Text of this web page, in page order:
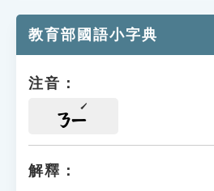
教育部國語小字典
注音：
ㄋㄧ
解釋：